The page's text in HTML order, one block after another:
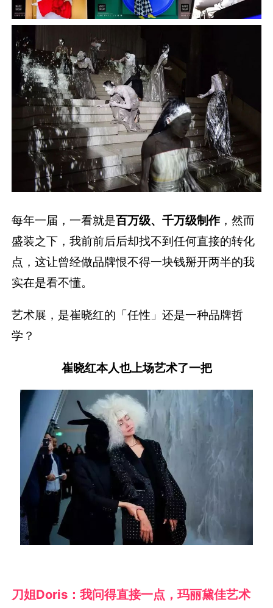
每年一届，一看就是百万级、千万级制作，然而
盛装之下，我前前后后却找不到任何直接的转化
点，这让曾经做品牌恨不得一块钱掰开两半的我
实在是看不懂。
艺术展，是崔晓红的「任性」还是一种品牌哲
学？
崔晓红本人也上场艺术了一把
刀姐Doris ：我问得直接一点，玛丽黛佳艺术